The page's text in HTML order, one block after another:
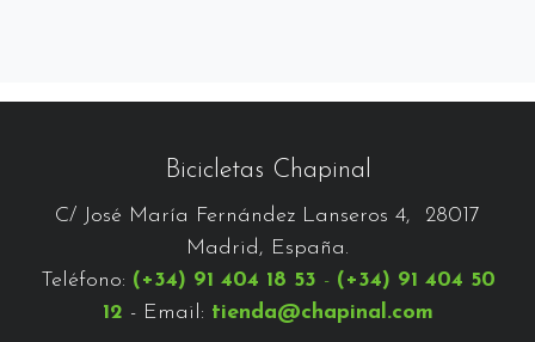
Bicicletas Chapinal
C/ José María Fernández Lanseros 4, 28017
Madrid, España.
Teléfono: (+34) 91 404 18 53 - (+34) 91 404 50
12 - Email: tienda@chapinal.com